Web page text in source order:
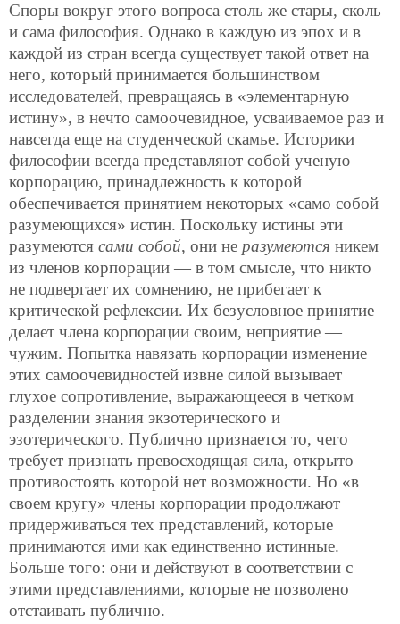
Споры вокруг этого вопроса столь же стары, сколь
и сама философия. Однако в каждую из эпох и в
каждой из стран всегда существует такой ответ на
него, который принимается большинством
исследователей, превращаясь в «элементарную
истину», в нечто самоочевидное, усваиваемое раз и
навсегда еще на студенческой скамье. Историки
философии всегда представляют собой ученую
корпорацию, принадлежность к которой
обеспечивается принятием некоторых «само собой
разумеющихся» истин. Поскольку истины эти
разумеются сами собой, они не разумеются никем
из членов корпорации — в том смысле, что никто
не подвергает их сомнению, не прибегает к
критической рефлексии. Их безусловное принятие
делает члена корпорации своим, неприятие —
чужим. Попытка навязать корпорации изменение
этих самоочевидностей извне силой вызывает
глухое сопротивление, выражающееся в четком
разделении знания экзотерического и
эзотерического. Публично признается то, чего
требует признать превосходящая сила, открыто
противостоять которой нет возможности. Но «в
своем кругу» члены корпорации продолжают
придерживаться тех представлений, которые
принимаются ими как единственно истинные.
Больше того: они и действуют в соответствии с
этими представлениями, которые не позволено
отстаивать публично.